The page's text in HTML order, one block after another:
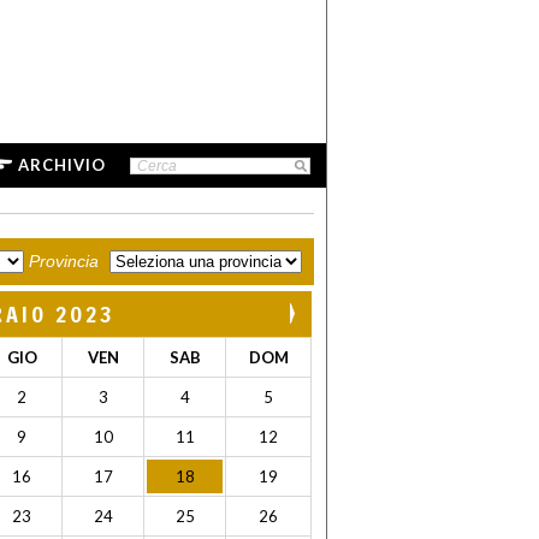
ARCHIVIO
Provincia
2023
GIO VEN SAB DOM
2 3 4 5
9 10 11 12
16 17 18 19
23 24 25 26